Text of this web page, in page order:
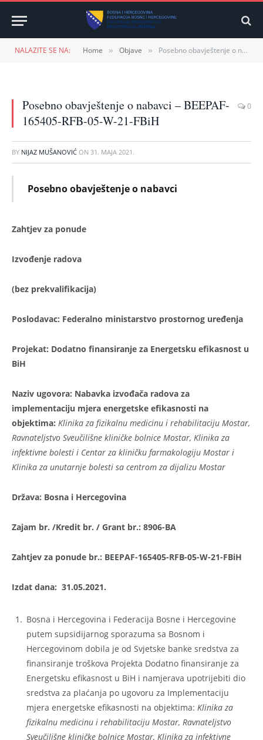
NALAZITE SE NA: Home » Objave » Posebno obavještenje o nabavci – BEEPAF-165405-RFB-05-W-21-FBiH
Posebno obavještenje o nabavci – BEEPAF-
165405-RFB-05-W-21-FBiH
0
BY NIJAZ MUŠANOVIĆ ON 31. MAJA 2021.
Posebno obavještenje o nabavci
Zahtjev za ponude
Izvođenje radova
(bez prekvalifikacija)
Poslodavac: Federalno ministarstvo prostornog uređenja
Projekat: Dodatno finansiranje za Energetsku efikasnost u
BiH
Naziv ugovora: Nabavka izvođača radova za
implementaciju mjera energetske efikasnosti na
objektima: Klinika za fizikalnu medicinu i rehabilitaciju Mostar,
Ravnateljstvo Sveučilišne kliničke bolnice Mostar, Klinika za
infektivne bolesti i Centar za kliničku farmakologiju Mostar i
Klinika za unutarnje bolesti sa centrom za dijalizu Mostar
Država: Bosna i Hercegovina
Zajam br. /Kredit br. / Grant br.: 8906-BA
Zahtjev za ponude br.: BEEPAF-165405-RFB-05-W-21-FBiH
Izdat dana: 31.05.2021.
Bosna i Hercegovina i Federacija Bosne i Hercegovine
putem supsidijarnog sporazuma sa Bosnom i
Hercegovinom dobila je od Svjetske banke sredstva za
finansiranje troškova Projekta Dodatno finansiranje za
Energetsku efikasnost u BiH i namjerava upotrijebiti dio
sredstva za plaćanja po ugovoru za Implementaciju
mjera energetske efikasnosti na objektima: Klinika za
fizikalnu medicinu i rehabilitaciju Mostar, Ravnateljstvo
Sveučilišne kliničke bolnice Mostar, Klinika za infektivne